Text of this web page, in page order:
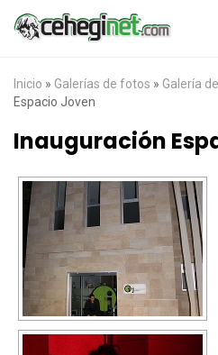
Inicio » Galerías de fotos » Galería
Espacio Joven
Inauguración